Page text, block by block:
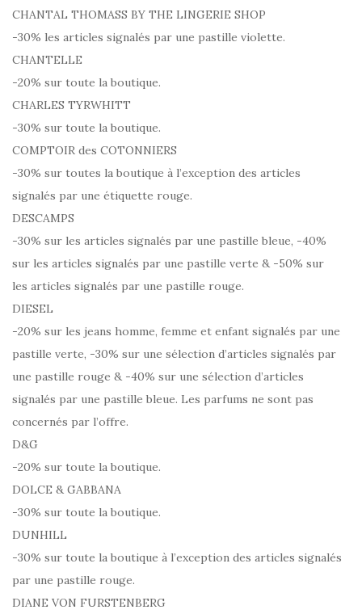
CHANTAL THOMASS BY THE LINGERIE SHOP
-30% les articles signalés par une pastille violette.
CHANTELLE
-20% sur toute la boutique.
CHARLES TYRWHITT
-30% sur toute la boutique.
COMPTOIR des COTONNIERS
-30% sur toutes la boutique à l’exception des articles
signalés par une étiquette rouge.
DESCAMPS
-30% sur les articles signalés par une pastille bleue, -40%
sur les articles signalés par une pastille verte & -50% sur
les articles signalés par une pastille rouge.
DIESEL
-20% sur les jeans homme, femme et enfant signalés par une
pastille verte, -30% sur une sélection d’articles signalés par
une pastille rouge & -40% sur une sélection d’articles
signalés par une pastille bleue. Les parfums ne sont pas
concernés par l’offre.
D&G
-20% sur toute la boutique.
DOLCE & GABBANA
-30% sur toute la boutique.
DUNHILL
-30% sur toute la boutique à l’exception des articles signalés
par une pastille rouge.
DIANE VON FURSTENBERG